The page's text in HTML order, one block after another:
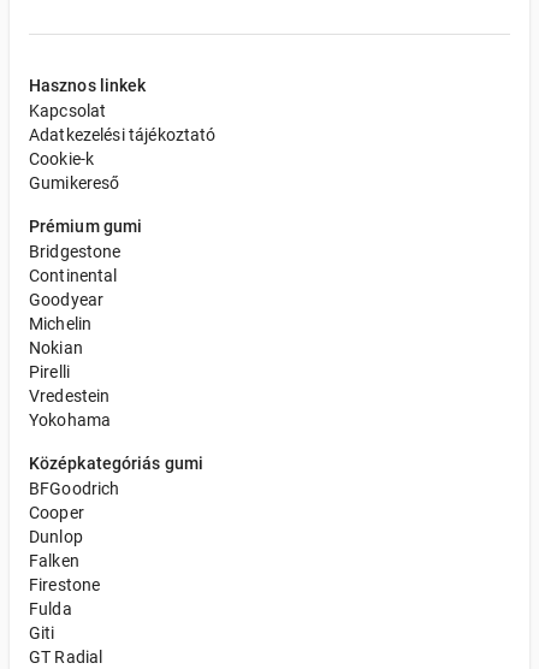
Hasznos linkek
Kapcsolat
Adatkezelési tájékoztató
Cookie-k
Gumikereső
Prémium gumi
Bridgestone
Continental
Goodyear
Michelin
Nokian
Pirelli
Vredestein
Yokohama
Középkategóriás gumi
BFGoodrich
Cooper
Dunlop
Falken
Firestone
Fulda
Giti
GT Radial